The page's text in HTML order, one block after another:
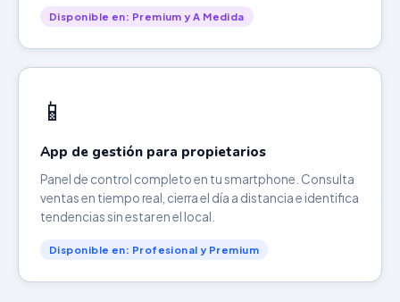
Disponible en: Premium y A Medida
📱
App de gestión para propietarios
Panel de control completo en tu smartphone. Consulta
ventas en tiempo real, cierra el día a distancia e identifica
tendencias sin estar en el local.
Disponible en: Profesional y Premium